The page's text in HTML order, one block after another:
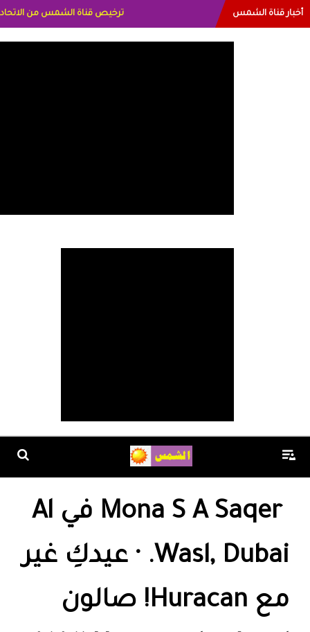
أخبار قناة الشمس
‎Mona S A Saqer ‎‏ في ‏‎Al
Wasl, Dubai‎‏. · عيدكِ غير
مع Huracan! صالون